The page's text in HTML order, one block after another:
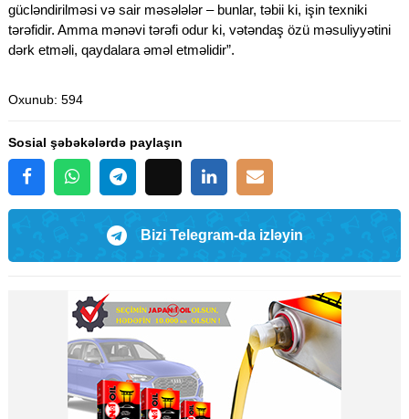
gücləndirilməsi və sair məsələlər – bunlar, təbii ki, işin texniki
tərəfidir. Amma mənəvi tərəfi odur ki, vətəndaş özü məsuliyyətini
dərk etməli, qaydalara əməl etməlidir”.
Oxunub: 594
Sosial şəbəkələrdə paylaşın
Bizi Telegram-da izləyin